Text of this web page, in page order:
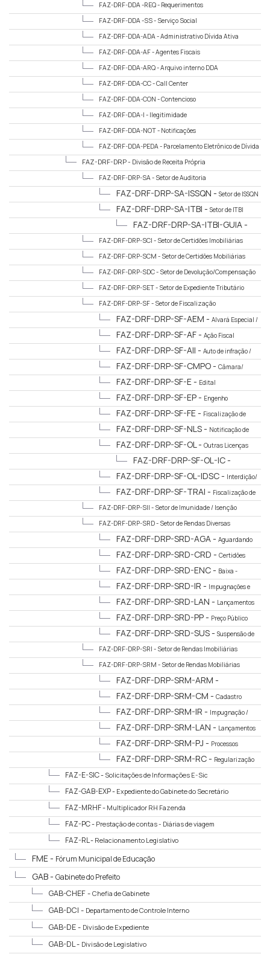
FAZ-DRF-DDA -REQ - Requerimentos
FAZ-DRF-DDA -SS - Serviço Social
FAZ-DRF-DDA-ADA -Administrativo Dívida Ativa
FAZ-DRF-DDA-AF -Agentes Fiscais
FAZ-DRF-DDA-ARQ -Arquivo interno DDA
FAZ-DRF-DDA-CC -Call Center
FAZ-DRF-DDA-CON -Contencioso
FAZ-DRF-DDA-I - Ilegitimidade
FAZ-DRF-DDA-NOT - Notificações
FAZ-DRF-DDA-PEDA - Parcelamento Eletrônico de Dívida
FAZ-DRF-DRP - Divisão de Receita Própria
FAZ-DRF-DRP-SA - Setor de Auditoria
FAZ-DRF-DRP-SA-ISSQN - Setor de ISSQN
FAZ-DRF-DRP-SA-ITBI - Setor de ITBI
FAZ-DRF-DRP-SA-ITBI-GUIA -
FAZ-DRF-DRP-SCI - Setor de Certidões Imobiliárias
FAZ-DRF-DRP-SCM - Setor de Certidões Mobiliárias
FAZ-DRF-DRP-SDC - Setor de Devolução/Compensação
FAZ-DRF-DRP-SET - Setor de Expediente Tributário
FAZ-DRF-DRP-SF - Setor de Fiscalização
FAZ-DRF-DRP-SF-AEM - Alvará Especial /
Alvará Extraordinário / Alvará de MúsicaFAZ-DRF-DRP-SF-AF - Ação Fiscal
FAZ-DRF-DRP-SF-AII - Auto de infração /
FAZ-DRF-DRP-SF-CMPO - Câmara/
FAZ-DRF-DRP-SF-E - Edital
FAZ-DRF-DRP-SF-EP - Engenho
FAZ-DRF-DRP-SF-FE - Fiscalização de
FAZ-DRF-DRP-SF-NLS - Notificação de
FAZ-DRF-DRP-SF-OL - Outras Licenças
FAZ-DRF-DRP-SF-OL-IC -
FAZ-DRF-DRP-SF-OL-IDSC - Interdição/
Desinterdição/ Suspensão/ CassaçãoFAZ-DRF-DRP-SF-TRAI - Fiscalização de
FAZ-DRF-DRP-SII - Setor de Imunidade / Isenção
FAZ-DRF-DRP-SRD - Setor de Rendas Diversas
FAZ-DRF-DRP-SRD-AGA - Aguardando
FAZ-DRF-DRP-SRD-CRD - Certidões
FAZ-DRF-DRP-SRD-ENC - Baixa -
FAZ-DRF-DRP-SRD-IR - Impugnações e
FAZ-DRF-DRP-SRD-LAN - Lançamentos
FAZ-DRF-DRP-SRD-PP - Preço Público
FAZ-DRF-DRP-SRD-SUS - Suspensão de
FAZ-DRF-DRP-SRI - Setor de Rendas Imobiliárias
FAZ-DRF-DRP-SRM - Setor de Rendas Mobiliárias
FAZ-DRF-DRP-SRM-ARM -
Administrativo Rendas Mobiliárias FAZ-DRF-DRP-SRM-CM - Cadastro
FAZ-DRF-DRP-SRM-IR - Impugnação /
FAZ-DRF-DRP-SRM-LAN - Lançamentos
FAZ-DRF-DRP-SRM-PJ - Processos
FAZ-DRF-DRP-SRM-RC - Regularização
FAZ-E-SIC - Solicitações de Informações E-Sic
FAZ-GAB-EXP - Expediente do Gabinete do Secretário
FAZ-MRHF - Multiplicador RH Fazenda
FAZ-PC - Prestação de contas - Diárias de viagem
FAZ-RL - Relacionamento Legislativo
FME - Fórum Municipal de Educação
GAB - Gabinete do Prefeito
GAB-CHEF - Chefia de Gabinete
GAB-DCI - Departamento de Controle Interno
GAB-DE - Divisão de Expediente
GAB-DL - Divisão de Legislativo